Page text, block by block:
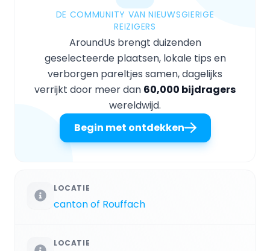
DE COMMUNITY VAN NIEUWSGIERIGE
REIZIGERS
AroundUs brengt duizenden
geselecteerde plaatsen, lokale tips en
verborgen pareltjes samen, dagelijks
verrijkt door meer dan 60,000 bijdragers
wereldwijd.
Begin met ontdekken
LOCATIE
canton of Rouffach
LOCATIE